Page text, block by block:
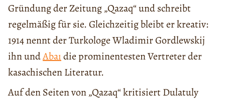
Gründung der Zeitung „Qazaq“ und schreibt
regelmäßig für sie. Gleichzeitig bleibt er kreativ:
1914 nennt der Turkologe Wladimir Gordlewskij
ihn undAbaıdie prominentesten Vertreter der
kasachischen Literatur.
Auf den Seiten von „Qazaq“ kritisiert Dulatuly